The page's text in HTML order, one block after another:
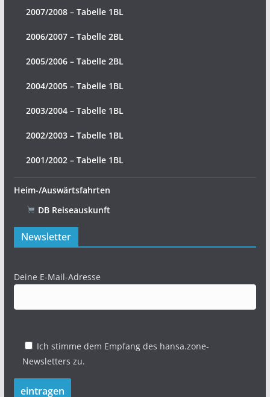
2007/2008 – Tabelle 1BL
2006/2007 – Tabelle 2BL
2005/2006 – Tabelle 2BL
2004/2005 – Tabelle 1BL
2003/2004 – Tabelle 1BL
2002/2003 – Tabelle 1BL
2001/2002 – Tabelle 1BL
Heim-/Auswärtsfahrten
DB Reiseauskunft
Newsletter
Deine E-Mail-Adresse
Ich stimme dem Empfang des hansa.zone-
Newsletters zu.